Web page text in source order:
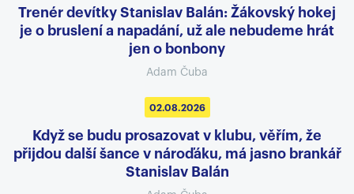
Trenér devítky Stanislav Balán: Žákovský hokej
je o bruslení a napadání, už ale nebudeme hrát
jen o bonbony
Adam Čuba
02.08.2026
Když se budu prosazovat v klubu, věřím, že
přijdou další šance v nároďáku, má jasno brankář
Stanislav Balán